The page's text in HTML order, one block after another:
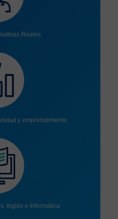
Reales
y emprendimiento
Inglés e Informática